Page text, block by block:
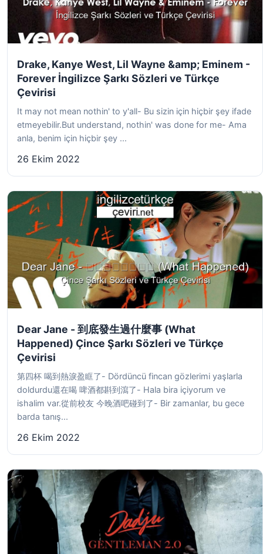
Drake, Kanye West, Lil Wayne &amp; Eminem -
Forever İngilizce Şarkı Sözleri ve Türkçe
Çevirisi
It may not mean nothin' to y'all- Bu sizin için hiçbir şey ifade
etmeyebilir.But understand, nothin' was done for me- Ama
anla, benim için hiçbir şey ...
26 Ekim 2022
Dear Jane - 到底發生過什麼事 (What
Happened) Çince Şarkı Sözleri ve Türkçe
Çevirisi
第四杯 喝到熱淚盈眶了- Dördüncü fincan gözlerimi yaşlarla
doldurdu還在喝 啤酒都斟到瀉了- Hala bira içiyorum ve
ishalim var.從前校友 今晚酒吧碰到了- Bir zamanlar, bu gece
barda tanış...
26 Ekim 2022